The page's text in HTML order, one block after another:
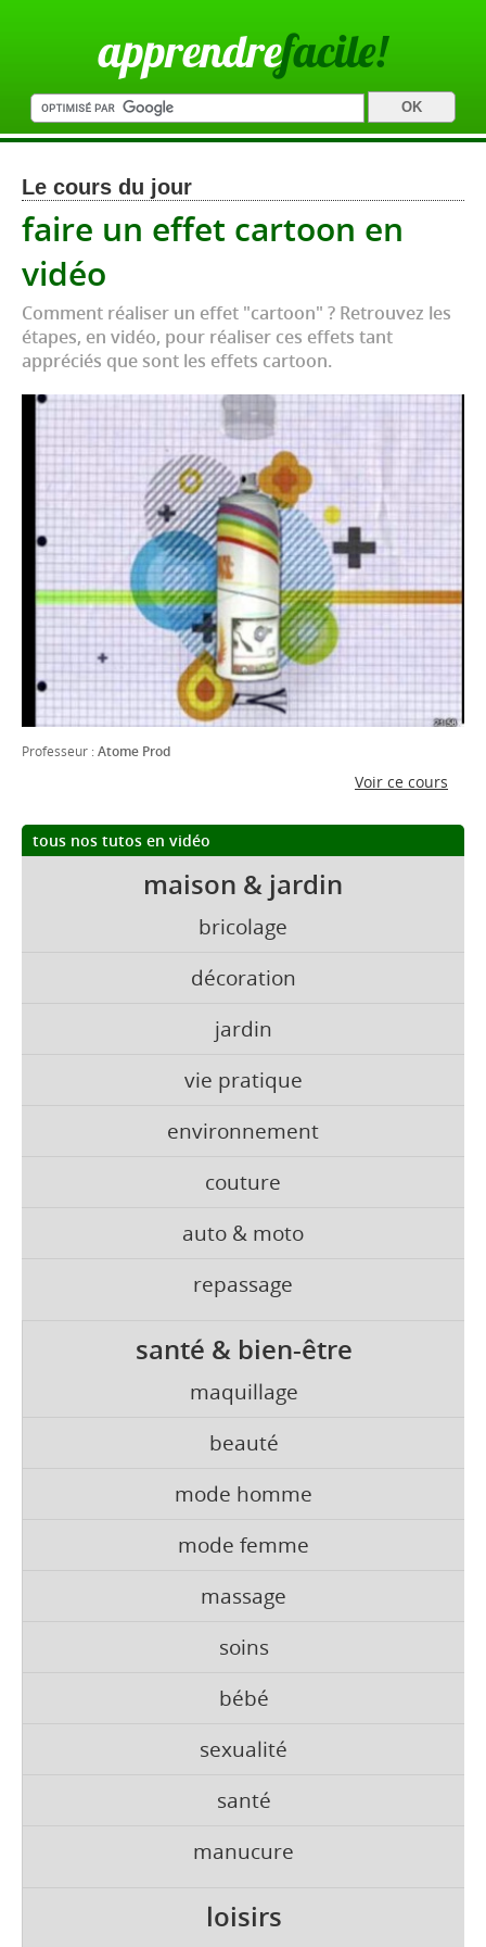
apprendrefacile!
Le cours du jour
faire un effet cartoon en
vidéo
Comment réaliser un effet "cartoon" ? Retrouvez les
étapes, en vidéo, pour réaliser ces effets tant
appréciés que sont les effets cartoon.
Professeur :Atome Prod
Voir ce cours
tous nos tutos en vidéo
maison & jardin
bricolage
décoration
jardin
vie pratique
environnement
couture
auto & moto
repassage
santé & bien-être
maquillage
beauté
mode homme
mode femme
massage
soins
bébé
sexualité
santé
manucure
loisirs